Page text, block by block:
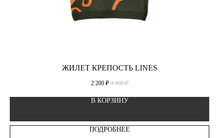
ЖИЛЕТ КРЕПОСТЬ LINES
2 200 ₽ 4 400 ₽
В КОРЗИНУ
ПОДРОБНЕЕ